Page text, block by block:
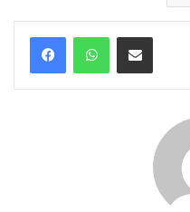
Condividi via mail